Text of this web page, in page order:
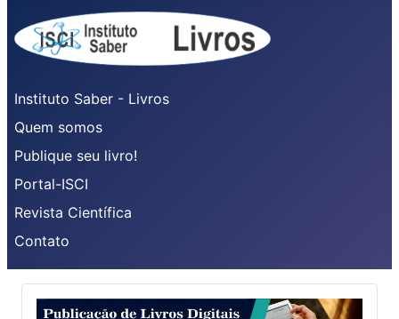
Instituto Saber - Livros
Quem somos
Publique seu livro!
Portal-ISCI
Revista Científica
Contato